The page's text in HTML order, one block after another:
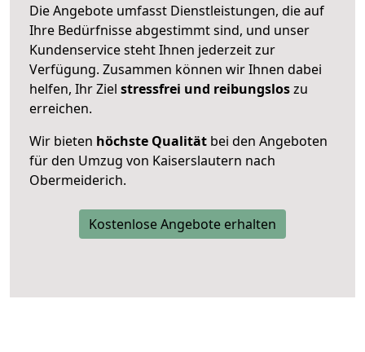
Die Angebote umfasst Dienstleistungen, die auf
Ihre Bedürfnisse abgestimmt sind, und unser
Kundenservice steht Ihnen jederzeit zur
Verfügung. Zusammen können wir Ihnen dabei
helfen, Ihr Ziel stressfrei und reibungsloszu
erreichen.
Wir bieten höchste Qualität bei den Angeboten
für den Umzug von Kaiserslautern nach
Obermeiderich.
Kostenlose Angebote erhalten